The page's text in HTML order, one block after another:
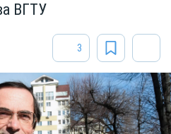
ВГТУ
3